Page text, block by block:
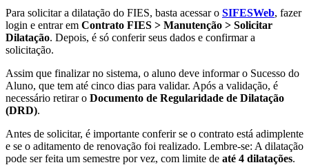
Para solicitar a dilatação do FIES, basta acessar o SIFESWeb, fazer
login e entrar em Contrato FIES > Manutenção > Solicitar
Dilatação. Depois, é só conferir seus dados e confirmar a
solicitação.
Assim que finalizar no sistema, o aluno deve informar o Sucesso do
Aluno, que tem até cinco dias para validar. Após a validação, é
necessário retirar o Documento de Regularidade de Dilatação
(DRD).
Antes de solicitar, é importante conferir se o contrato está adimplente
e se o aditamento de renovação foi realizado. Lembre-se: A dilatação
pode ser feita um semestre por vez, com limite de até 4 dilatações.